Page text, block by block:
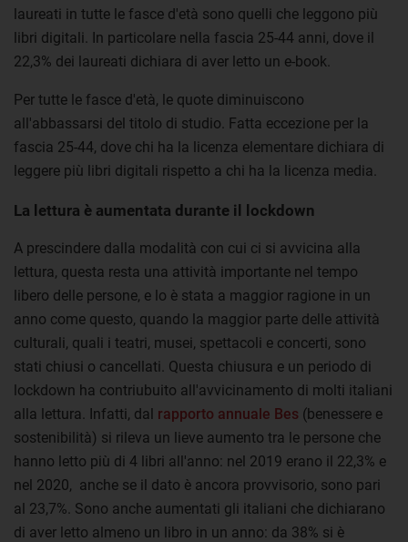
laureati in tutte le fasce d'età sono quelli che leggono più
libri digitali. In particolare nella fascia 25-44 anni, dove il
22,3% dei laureati dichiara di aver letto un e-book.
Per tutte le fasce d'età, le quote diminuiscono
all'abbassarsi del titolo di studio. Fatta eccezione per la
fascia 25-44, dove chi ha la licenza elementare dichiara di
leggere più libri digitali rispetto a chi ha la licenza media.
La lettura è aumentata durante il lockdown
A prescindere dalla modalità con cui ci si avvicina alla
lettura, questa resta una attività importante nel tempo
libero delle persone, e lo è stata a maggior ragione in un
anno come questo, quando la maggior parte delle attività
culturali, quali i teatri, musei, spettacoli e concerti, sono
stati chiusi o cancellati. Questa chiusura e un periodo di
lockdown ha contriubuito all'avvicinamento di molti italiani
alla lettura. Infatti, dal rapporto annuale Bes (benessere e
sostenibilità) si rileva un lieve aumento tra le persone che
hanno letto più di 4 libri all'anno: nel 2019 erano il 22,3% e
nel 2020, anche se il dato è ancora provvisorio, sono pari
al 23,7%. Sono anche aumentati gli italiani che dichiarano
di aver letto almeno un libro in un anno: da 38% si è